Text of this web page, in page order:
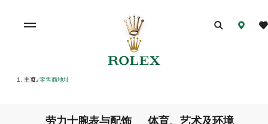
主页/ 零售商地址
劳力士腕表与配饰 体育、艺术及环境